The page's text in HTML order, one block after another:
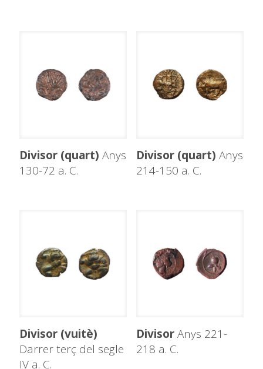
Divisor (quart) Anys
130-72 a. C.
Divisor (quart) Anys
214-150 a. C.
Divisor (vuitè)
Darrer terç del segle
IV a. C.
DivisorAnys 221-
218 a. C.